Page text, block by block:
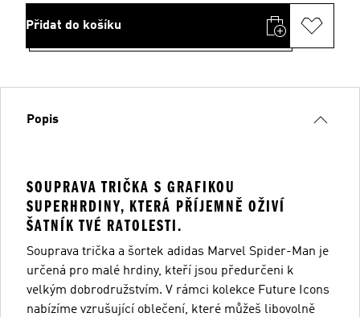
Přidat do košíku
Popis
SOUPRAVA TRIČKA S GRAFIKOU
SUPERHRDINY, KTERÁ PŘÍJEMNĚ OŽIVÍ
ŠATNÍK TVÉ RATOLESTI.
Souprava trička a šortek adidas Marvel Spider-Man je
určená pro malé hrdiny, kteří jsou předurčeni k
velkým dobrodružstvím. V rámci kolekce Future Icons
nabízíme vzrušující oblečení, které můžeš libovolně